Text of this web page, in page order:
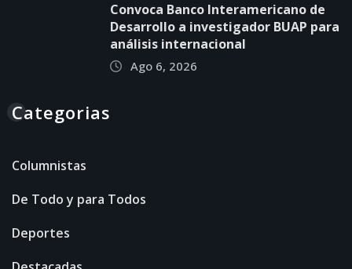
Convoca Banco Interamericano de
Desarrollo a investigador BUAP para
análisis internacional
Ago 6, 2026
Categorias
Columnistas
De Todo y para Todos
Deportes